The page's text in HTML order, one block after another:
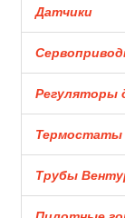
Датчики
Регуляторы
Термостаты
Трубы